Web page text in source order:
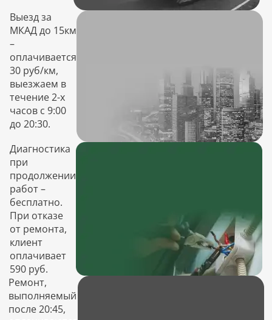
Выезд за
МКАД до 15км
–
оплачивается
30 руб/км,
выезжаем в
течение 2-х
часов с 9:00
до 20:30.
Диагностика
при
продолжении
работ –
бесплатно.
При отказе
от ремонта,
клиент
оплачивает
590 руб.
Ремонт,
выполняемый
после 20:45,